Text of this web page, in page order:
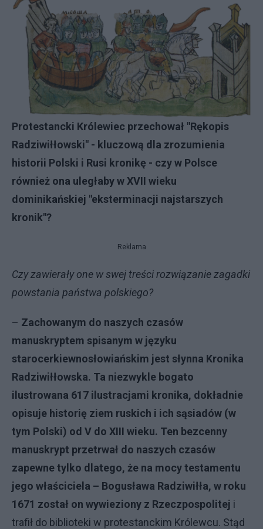
Protestancki Królewiec przechował "Rękopis
Radziwiłłowski" - kluczową dla zrozumienia
historii Polski i Rusi kronikę - czy w Polsce
również ona uległaby w XVII wieku
dominikańskiej "eksterminacji najstarszych
kronik"?
Reklama
Czy zawierały one w swej treści rozwiązanie zagadki
powstania państwa polskiego?
– Zachowanym do naszych czasów
manuskryptem spisanym w języku
starocerkiewnosłowiańskim jest słynna Kronika
Radziwiłłowska. Ta niezwykle bogato
ilustrowana 617 ilustracjami kronika, dokładnie
opisuje historię ziem ruskich i ich sąsiadów (w
tym Polski) od V do XIII wieku. Ten bezcenny
manuskrypt przetrwał do naszych czasów
zapewne tylko dlatego, że na mocy testamentu
jego właściciela – Bogusława Radziwiłła, w roku
1671 został on wywieziony z Rzeczpospolitej i
trafił do biblioteki w protestanckim Królewcu. Stąd